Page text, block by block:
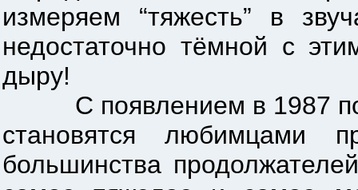
измеряем “тяжесть” в
недостаточно тёмной с
дыру!
С появлением в 1987
становятся любимцами
большинства